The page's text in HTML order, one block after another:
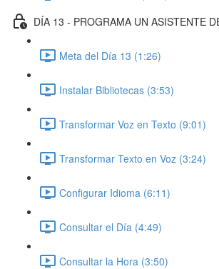
DÍA 13 - PROGRAMA UN ASISTENTE
Meta del Día 13 (1:26)
Instalar Bibliotecas (3:53)
Transformar Voz en Texto (9:01)
Transformar Texto en Voz (3:24)
Configurar Idioma (6:11)
Consultar el Día (4:49)
Consultar la Hora (3:50)